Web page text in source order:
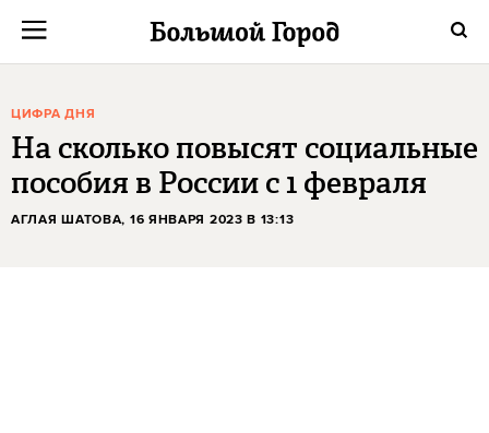
ЦИФРА ДНЯ
На сколько повысят социальные
пособия в России с 1 февраля
АГЛАЯ ШАТОВА, 16 ЯНВАРЯ 2023 В 13:13